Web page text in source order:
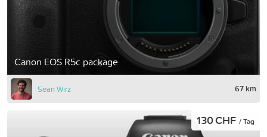
Canon EOS R5c package
Sean Wirz 67 km
130 CHF / Tag